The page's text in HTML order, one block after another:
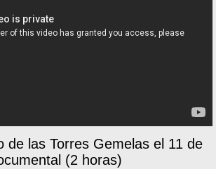
de las Torres Gemelas el 11 de
(2 horas)